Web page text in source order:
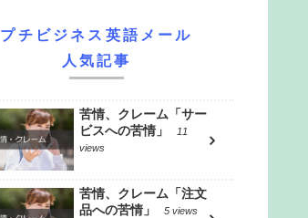
プチビジネス英語メール
人気記事
苦情、クレーム「サー
ビスへの苦情」
11
views
苦情、クレーム「注文
品への苦情」
5 views